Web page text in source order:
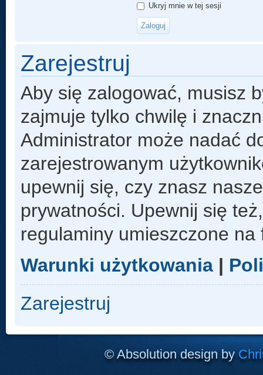
Ukryj mnie w tej sesji
Zarejestruj
Aby się zalogować, musisz
zajmuje tylko chwilę i
Administrator może nadać
zarejestrowanym
upewnij się, czy znasz
prywatności. Upewnij się
regulaminy umieszczone na
Warunki użytkowania |
Zarejestruj
© Absolution design by